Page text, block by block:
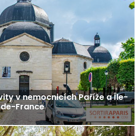
v nemocnicích Paříže a Île-
de-France